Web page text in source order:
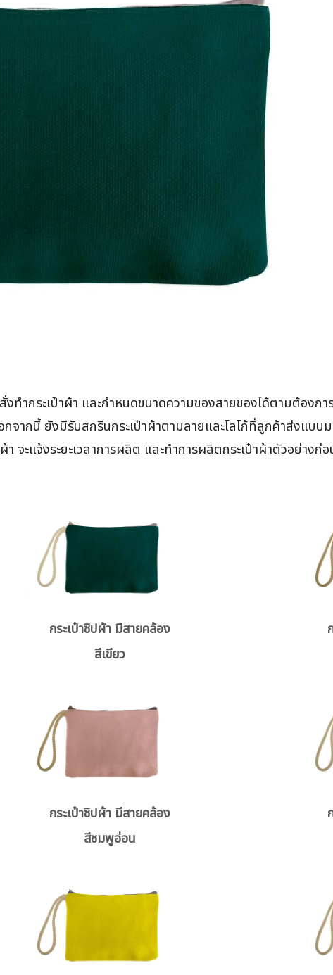
ทำกระเป๋าผ้า และกำหนดขนาดความของสายของได้ตามต้องกา
ากนี้ ยังมีรับสกรีนกระเป๋าผ้าตามลายและโลโก้ที่ลูกค้าส่งแบบ
จะแจ้งระยะเวลาการผลิต และทำการผลิตกระเป๋าผ้าตัวอย่างก่
กระเป๋าซิปผ้า มีสายคล้อง
สีเขียว
กระเป๋าซิปผ้า มีสายคล้อง
สีชมพูอ่อน